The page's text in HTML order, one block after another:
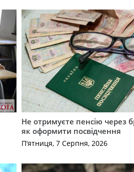
Не отримуєте пенсію через
як оформити посвідчення
П’ятниця, 7 Серпня, 2026